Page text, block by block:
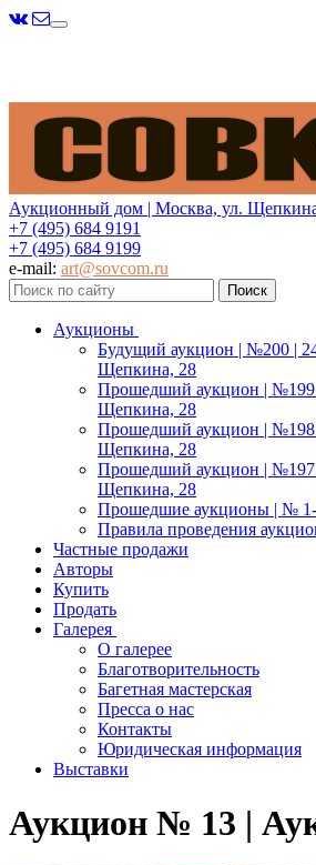
Меню
Аукционный дом | Москва, ул.
+7 (495) 684 9191
+7 (495) 684 9199
e-mail: art@sovcom.ru
Аукционы
Будущий аукцион | №200 | 24
Щепкина, 28
Прошедший аукцион | №199
Щепкина, 28
Прошедший аукцион | №198
Щепкина, 28
Прошедший аукцион | №197
Щепкина, 28
Прошедшие аукционы | №
Правила проведения
Частные продажи
Авторы
Купить
Продать
Галерея
О галерее
Благотворительность
Багетная мастерская
Пресса о нас
Контакты
Юридическая информация
Выставки
Аукцион № 13 |